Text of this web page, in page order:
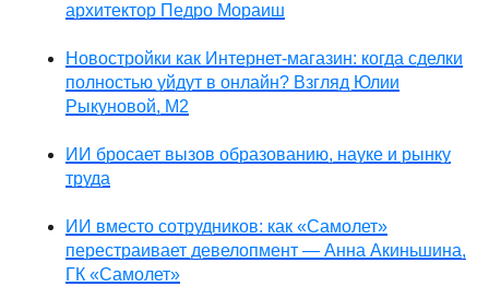
архитектор Педро Мораиш
Новостройки как Интернет-магазин: когда сделки
полностью уйдут в онлайн? Взгляд Юлии
Рыкуновой, М2
ИИ бросает вызов образованию, науке и рынку
труда
ИИ вместо сотрудников: как «Самолет»
перестраивает девелопмент — Анна Акиньшина,
ГК «Самолет»